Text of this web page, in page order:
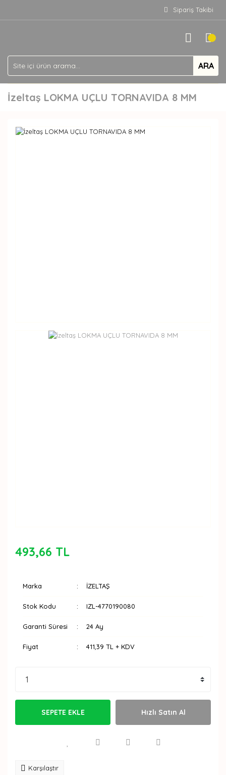
Sipariş Takibi
ARA
İzeltaş LOKMA UÇLU TORNAVIDA 8 MM
493,66 TL
Marka İZELTAŞ
Stok Kodu IZL-4770190080
Garanti Süresi 24 Ay
Fiyat 411,39 TL + KDV
SEPETE EKLE Hızlı Satın Al
Karşılaştır